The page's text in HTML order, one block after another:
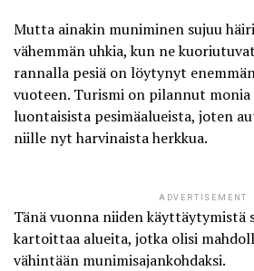
Mutta ainakin muniminen sujuu
vähemmän uhkia, kun ne
rannalla pesiä on löytynyt
vuoteen. Turismi on pilannut
luontaisista pesimäalueista, joten
niille nyt harvinaista herkkua.
ADVERTISEMENT
Tänä vuonna niiden käyttäytymistä
kartoittaa alueita, jotka olisi
vähintään munimisajankohdaksi.